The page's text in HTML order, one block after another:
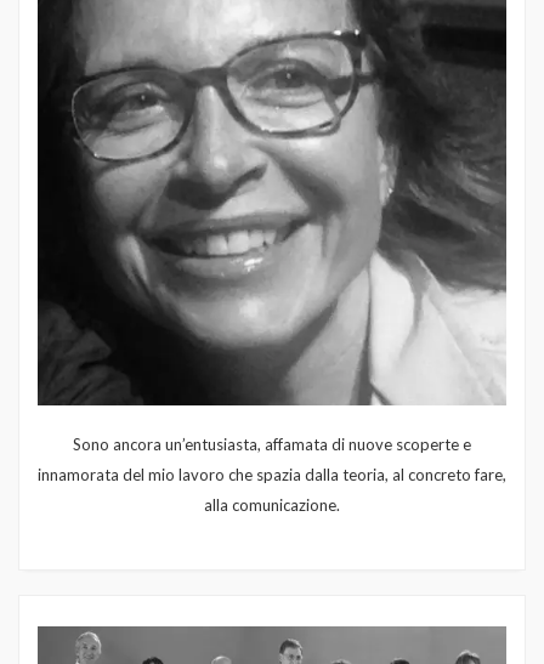
Sono ancora un’entusiasta, affamata di nuove scoperte e
innamorata del mio lavoro che spazia dalla teoria, al concreto fare,
alla comunicazione.